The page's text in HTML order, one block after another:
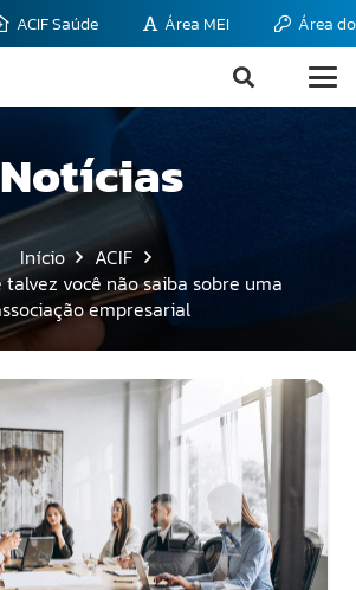
ACIF Saúde Área MEI Área
Notícias
Início
ACIF
talvez você não saiba sobre uma
empresarial